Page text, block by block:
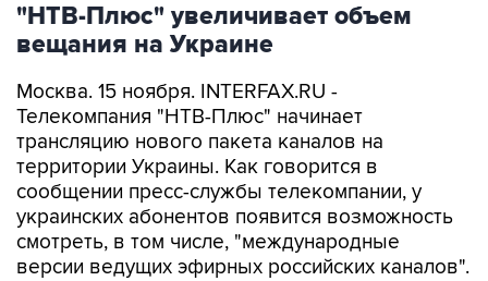
"НТВ-Плюс" увеличивает объем
вещания на Украине
Москва. 15 ноября. INTERFAX.RU -
Телекомпания "НТВ-Плюс" начинает
трансляцию нового пакета каналов на
территории Украины. Как говорится в
сообщении пресс-службы телекомпании, у
украинских абонентов появится возможность
смотреть, в том числе, "международные
версии ведущих эфирных российских каналов".